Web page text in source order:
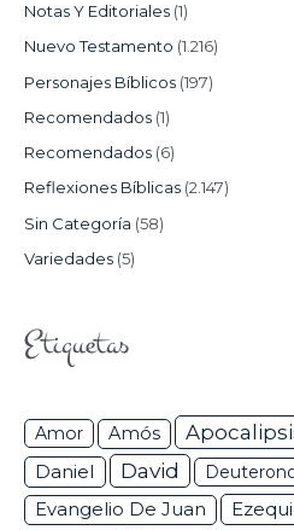
Notas Y Editoriales (1)
Nuevo Testamento (1.216)
Personajes Bíblicos (197)
Recomendados (1)
Recomendados (6)
Reflexiones Bíblicas (2.147)
Sin Categoría (58)
Variedades (5)
Etiquetas
Amor Amós
Daniel David
Evangelio De Juan